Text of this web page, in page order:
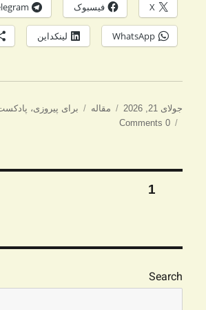
X فیسبوک
WhatsApp لینکداین
ارسال
شده
جولای 21, 2026 دسته‌ها
مقاله برچسب‌ها
برای پیروزی،
0 Comments
صفحه‌بندی
1
Search